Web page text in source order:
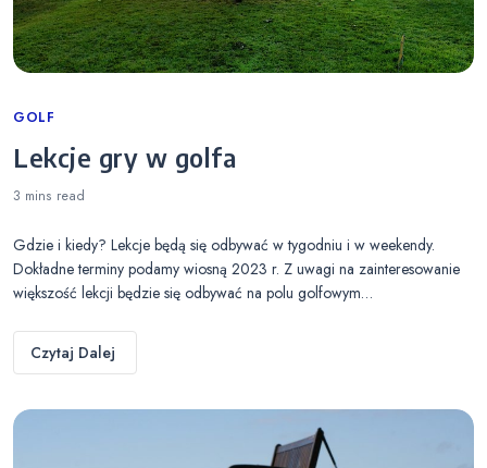
Categories
GOLF
Lekcje gry w golfa
3 mins read
Gdzie i kiedy? Lekcje będą się odbywać w tygodniu i w weekendy.
Dokładne terminy podamy wiosną 2023 r. Z uwagi na zainteresowanie
większość lekcji będzie się odbywać na polu golfowym…
Czytaj Dalej